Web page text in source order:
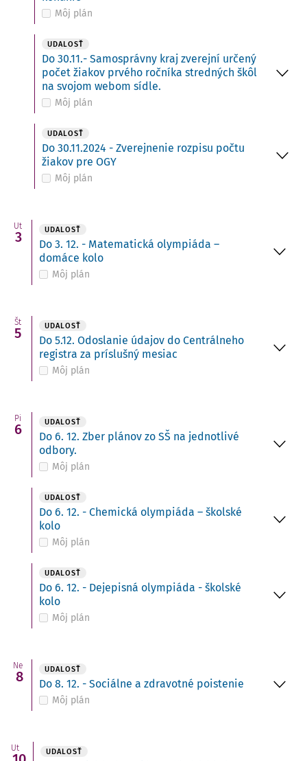
Môj plán
UDALOSŤ
Do 30.11.- Samosprávny kraj zverejní určený
počet žiakov prvého ročníka stredných škôl
na svojom webom sídle.
Môj plán
UDALOSŤ
Do 30.11.2024 - Zverejnenie rozpisu počtu
žiakov pre OGY
Môj plán
Ut
3 UDALOSŤ
Do 3. 12. - Matematická olympiáda –
domáce kolo
Môj plán
Št
5 UDALOSŤ
Do 5.12. Odoslanie údajov do Centrálneho
registra za príslušný mesiac
Môj plán
Pi
6 UDALOSŤ
Do 6. 12. Zber plánov zo SŠ na jednotlivé
odbory.
Môj plán
UDALOSŤ
Do 6. 12. - Chemická olympiáda – školské
kolo
Môj plán
UDALOSŤ
Do 6. 12. - Dejepisná olympiáda - školské
kolo
Môj plán
Ne
8 UDALOSŤ
Do 8. 12. - Sociálne a zdravotné poistenie
Môj plán
Ut UDALOSŤ